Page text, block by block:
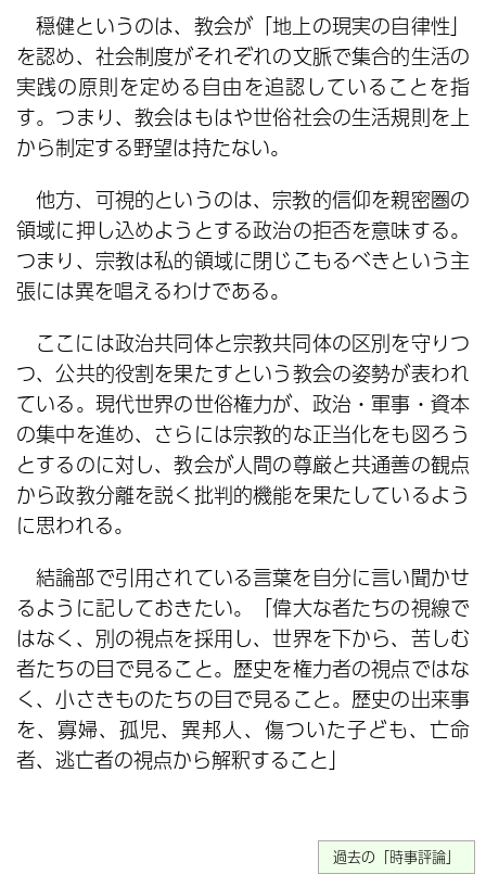
穏健というのは、教会が「地上の現実の自律性」
を認め、社会制度がそれぞれの文脈で集合的生活の
実践の原則を定める自由を追認していることを指
す。つまり、教会はもはや世俗社会の生活規則を上
から制定する野望は持たない。
他方、可視的というのは、宗教的信仰を親密圏の
領域に押し込めようとする政治の拒否を意味する。
つまり、宗教は私的領域に閉じこもるべきという主
張には異を唱えるわけである。
ここには政治共同体と宗教共同体の区別を守りつ
つ、公共的役割を果たすという教会の姿勢が表われ
ている。現代世界の世俗権力が、政治・軍事・資本
の集中を進め、さらには宗教的な正当化をも図ろう
とするのに対し、教会が人間の尊厳と共通善の観点
から政教分離を説く批判的機能を果たしているよう
に思われる。
結論部で引用されている言葉を自分に言い聞かせ
るように記しておきたい。「偉大な者たちの視線で
はなく、別の視点を採用し、世界を下から、苦しむ
者たちの目で見ること。歴史を権力者の視点ではな
く、小さきものたちの目で見ること。歴史の出来事
を、寡婦、孤児、異邦人、傷ついた子ども、亡命
者、逃亡者の視点から解釈すること」
過去の「時事評論」